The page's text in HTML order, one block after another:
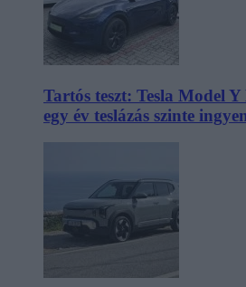
Tartós teszt: Tesla Model
egy év teslázás szinte